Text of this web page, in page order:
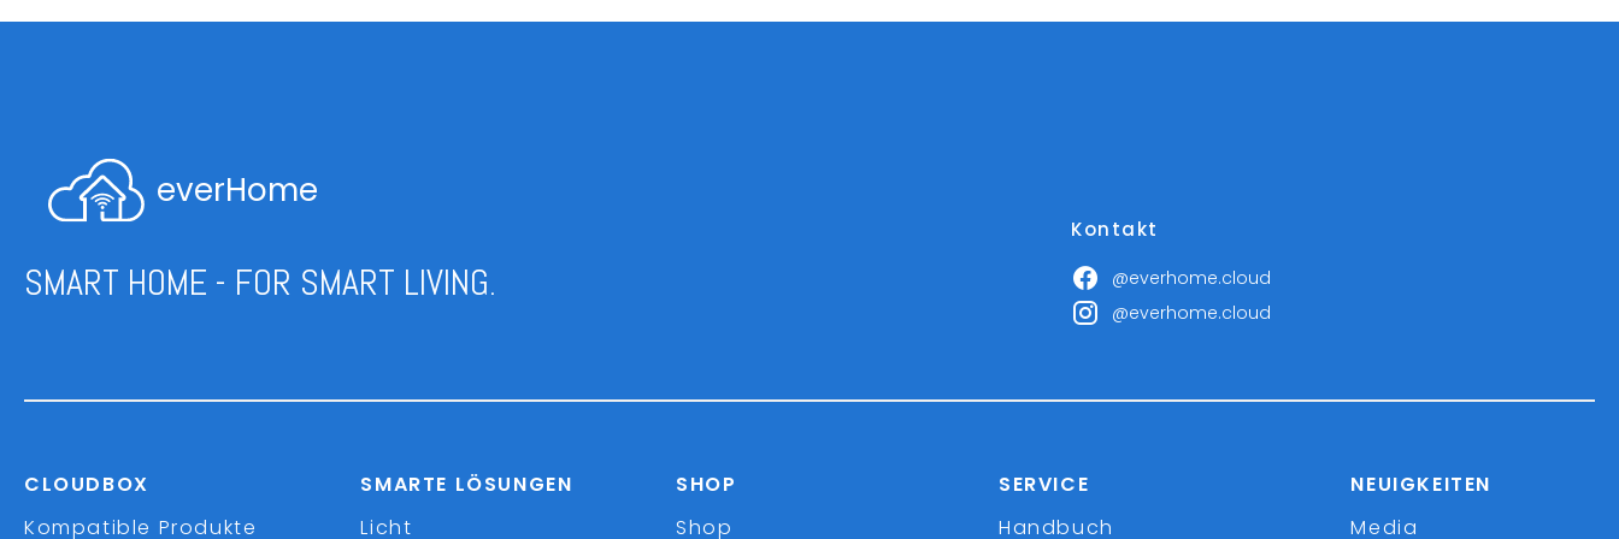
everHome
SMART HOME - FOR SMART LIVING.
Kontakt
@everhome.cloud
@everhome.cloud
CLOUDBOX
Kompatible Produkte
SMARTE LÖSUNGEN
Licht
SHOP
Shop
SERVICE
Handbuch
NEUIGKEITEN
Media